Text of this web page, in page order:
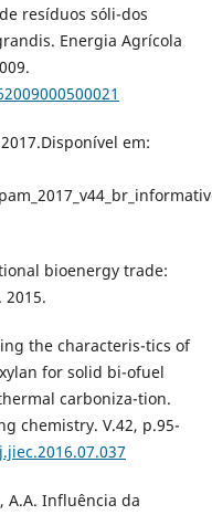
resíduos sóli-dos
Energia Agrícola
em:
bioenergy trade:
the characteris-tics of
for solid bi-ofuel
carboniza-tion.
chemistry. V.42, p.95-
A.A. Influência da